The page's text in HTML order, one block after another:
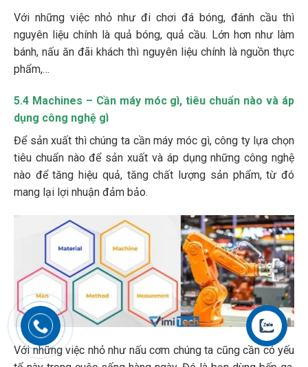
Với những việc nhỏ như đi chơi đá bóng, đánh cầu thì
nguyên liệu chính là quả bóng, quả cầu. Lớn hơn như làm
bánh, nấu ăn đãi khách thì nguyên liệu chính là nguồn thực
phẩm,…
5.4 Machines – Cần máy móc gì, tiêu chuẩn nào và áp
dụng công nghệ gì
Để sản xuất thì chúng ta cần máy móc gì, công ty lựa chọn
tiêu chuẩn nào để sản xuất và áp dụng những công nghệ
nào để tăng hiệu quả, tăng chất lượng sản phẩm, từ đó
mang lại lợi nhuận đảm bảo.
Với những việc nhỏ như nấu cơm chúng ta cũng cần có yếu